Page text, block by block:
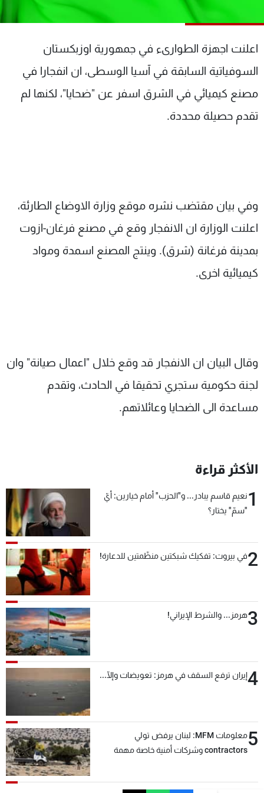
اعلنت اجهزة الطوارىء في جمهورية اوزبكستان
السوفياتية السابقة في آسيا الوسطى، ان انفجارا في
مصنع كيميائي في الشرق اسفر عن "ضحايا"، لكنها لم
تقدم حصيلة محددة.
وفي بيان مقتضب نشره موقع وزارة الاوضاع الطارئة،
اعلنت الوزارة ان الانفجار وقع في مصنع فرغان-ازوت
بمدينة فرغانة (شرق). وينتج المصنع اسمدة ومواد
كيميائية اخرى.
وقال البيان ان الانفجار قد وقع خلال "اعمال صيانة" وان
لجنة حكومية ستجري تحقيقا في الحادث، وتقدم
مساعدة الى الضحايا وعائلاتهم.
الأكثر قراءة
1نعيم قاسم يبادر... و"الحزب" أمام خيارين: أيّ
"سمّ" يختار؟
2في بيروت: تفكيك شبكتين منظّمتين للدعارة!
3هرمز... والشرط الإيراني!
4إيران ترفع السقف في هرمز: تعويضات وإلّا...
5
معلومات MFM: لبنان يرفض تولي
contractors وشركات أمنية خاصة مهمة
الترددات
عن MTV
الإنـتـاج
لاعلاناتكم
وظائف
تواصل معنا
شروط الإسـتخدام